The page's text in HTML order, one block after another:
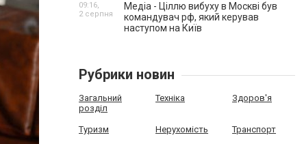
Медіа - Ціллю вибуху в Москві був
командувач рф, який керував
наступом на Київ
09:16,
2 серпня
Рубрики новин
Загальний
розділ
Техніка Здоров'я
Туризм Нерухомість Транспорт